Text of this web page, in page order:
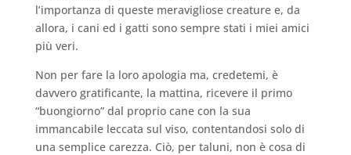
l’importanza di queste meravigliose creature e, da
allora, i cani ed i gatti sono sempre stati i miei amici
più veri.
Non per fare la loro apologia ma, credetemi, è
davvero gratificante, la mattina, ricevere il primo
“buongiorno” dal proprio cane con la sua
immancabile leccata sul viso, contentandosi solo di
una semplice carezza. Ciò, per taluni, non è cosa di